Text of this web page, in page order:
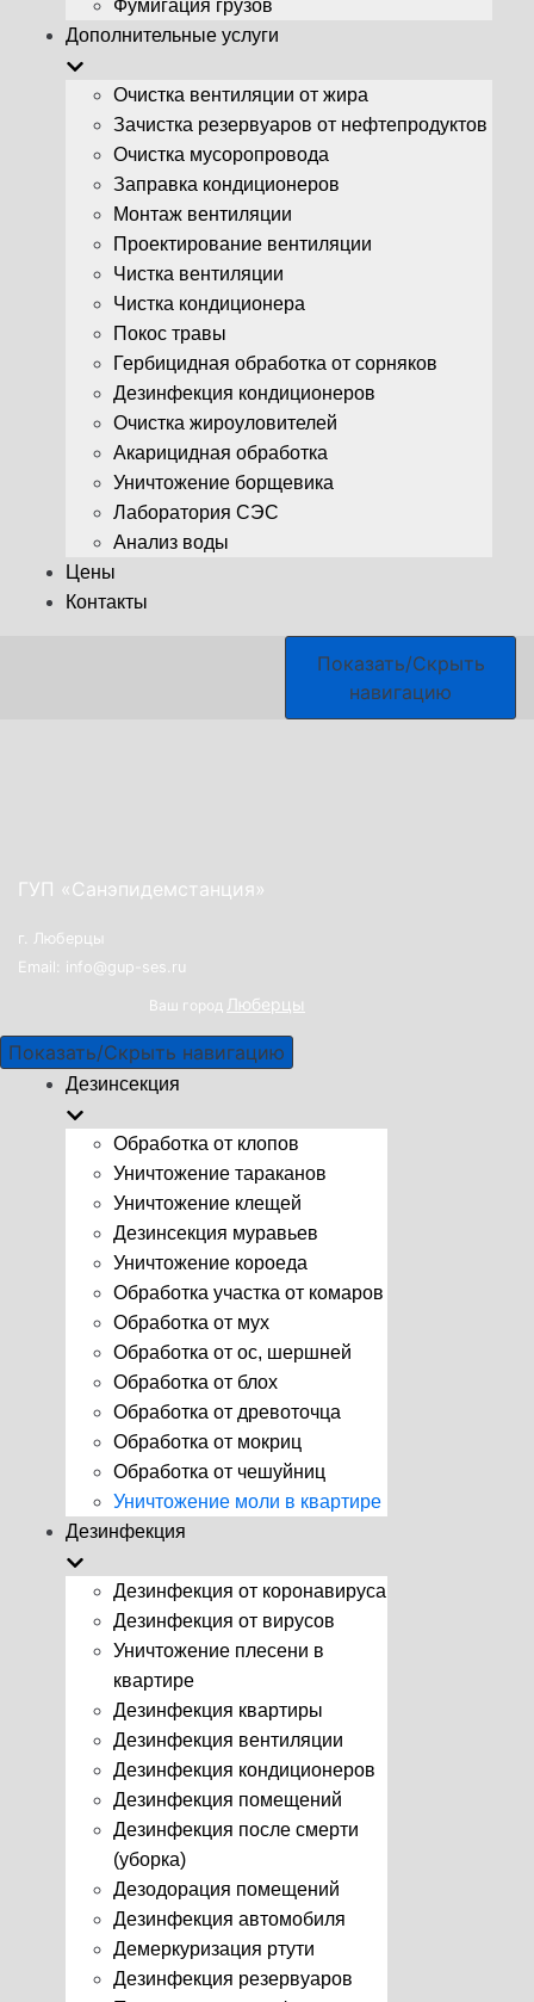
Фумигация грузов
Дополнительные услуги
Очистка вентиляции от жира
Зачистка резервуаров от нефтепродуктов
Очистка мусоропровода
Заправка кондиционеров
Монтаж вентиляции
Проектирование вентиляции
Чистка вентиляции
Чистка кондиционера
Покос травы
Гербицидная обработка от сорняков
Дезинфекция кондиционеров
Очистка жироуловителей
Акарицидная обработка
Уничтожение борщевика
Лаборатория СЭС
Анализ воды
Цены
Контакты
Показать/Скрыть
навигацию
ГУП «Санэпидемстанция»
г. Люберцы
Email: info@gup-ses.ru
Ваш город Люберцы
Показать/Скрыть навигацию
Дезинсекция
Обработка от клопов
Уничтожение тараканов
Уничтожение клещей
Дезинсекция муравьев
Уничтожение короеда
Обработка участка от комаров
Обработка от мух
Обработка от ос, шершней
Обработка от блох
Обработка от древоточца
Обработка от мокриц
Обработка от чешуйниц
Уничтожение моли в квартире
Дезинфекция
Дезинфекция от коронавируса
Дезинфекция от вирусов
Уничтожение плесени в
квартире
Дезинфекция квартиры
Дезинфекция вентиляции
Дезинфекция кондиционеров
Дезинфекция помещений
Дезинфекция после смерти
(уборка)
Дезодорация помещений
Дезинфекция автомобиля
Демеркуризация ртути
Дезинфекция резервуаров